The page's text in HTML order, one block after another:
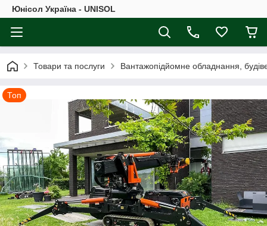
Юнісол Україна - UNISOL
Товари та послуги Вантажопідйомне обладнання,
Топ